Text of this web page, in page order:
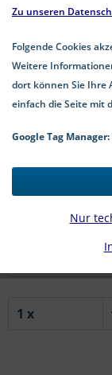
zzgl.
3-7 Werktage
Zu unseren
Folgende Cookies
Weitere
dort können Sie Ihre
einfach die Seite mit
Google Tag Manager:
Nur